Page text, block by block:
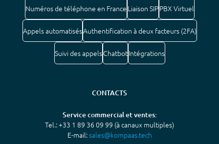
Numéros de téléphone en France Liaison SIPPBX Virtuel
Appels automatisésAuthentification à deux facteurs (2FA)
Suivi des appelsChatbotIntégrations
CONTACTS
Service commercial et ventes:
Tel.: +33 1 89 36 09 99 (à canaux multiples)
E-mail:sales@kompaas.tech